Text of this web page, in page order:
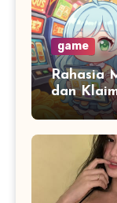
game
Rahasia
dan
Tanpa